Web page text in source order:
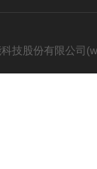
技股份有限公